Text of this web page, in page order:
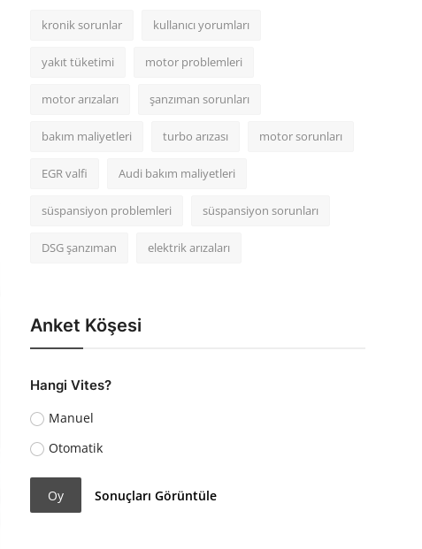
kronik sorunlar kullanıcı yorumları
yakıt tüketimi motor problemleri
motor arızaları şanzıman sorunları
bakım maliyetleri turbo arızası motor sorunları
EGR valfi Audi bakım maliyetleri
süspansiyon problemleri süspansiyon sorunları
DSG şanzıman elektrik arızaları
Anket Köşesi
Hangi Vites?
Manuel
Otomatik
Oy Sonuçları Görüntüle